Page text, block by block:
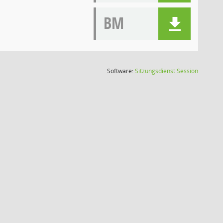
BM
Software:SitzungsdienstSession(Wird in